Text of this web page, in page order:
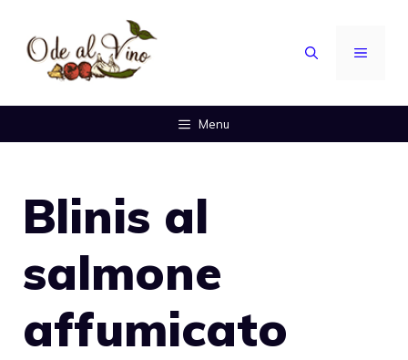
contenuto
MENU
Menu
Blinis al
salmone
affumicato